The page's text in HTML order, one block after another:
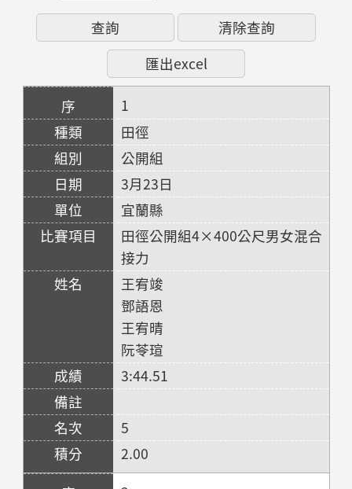
1
田徑
公開組
3月23日
宜蘭縣
田徑公開組4×400公尺男女混合
接力
王宥竣
鄧語恩
王宥晴
阮苓瑄
3:44.51
5
2.00